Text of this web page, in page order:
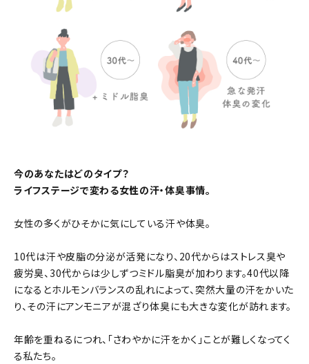
今のあなたはどのタイプ？
ライフステージで変わる女性の汗・体臭事情。
女性の多くがひそかに気にしている汗や体臭。
10代は汗や皮脂の分泌が活発になり、20代からはストレス臭や
疲労臭、30代からは少しずつミドル脂臭が加わります。40代以降
になるとホルモンバランスの乱れによって、突然大量の汗をかいた
り、その汗にアンモニアが混ざり体臭にも大きな変化が訪れます。
年齢を重ねるにつれ、「さわやかに汗をかく」ことが難しくなってく
る私たち。